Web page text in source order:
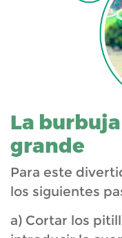
La
grande
Para este
los siguientes
a) Cortar los